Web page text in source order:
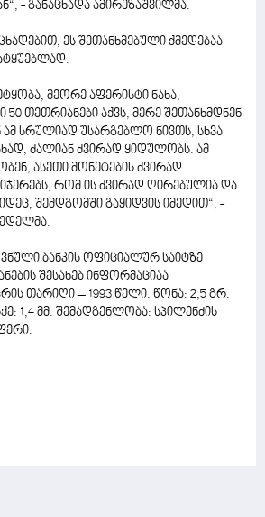
- განაცხადა ამირეზაშვილმა.
ეს შეთანხმებული ქმედებაა
მეორე აფერისტი ნახა,
თეთრიანები აქვს, მერე შეთანხმდნენ
სრულიად უსარგებლო ნივთს, სხვა
ძალიან ძვირად ყიდულობს. ამ
ასეთი მონეტების ძვირად
რომ ის ძვირად ღირებულია და
შემდგომში გაყიდვის იმედით“, -
ბანკის ოფიციალურ საიტზე
შესახებ ინფორმაციაა
თარიღი – 1993 წელი. წონა: 2,5 გრ.
1,4 მმ. შემადგენლობა: სპილენძის